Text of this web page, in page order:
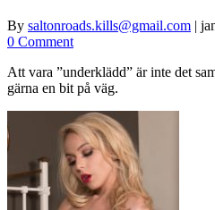
By saltonroads.kills@gmail.com |
0 Comment
Att vara ”underklädd” är inte det
gärna en bit på väg.